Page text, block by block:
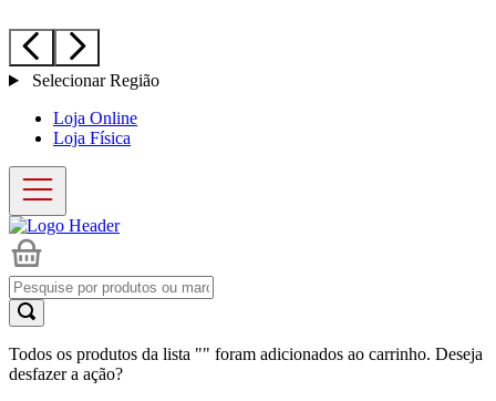
Selecionar Região
Loja Online
Loja Física
Todos os produtos da lista "" foram adicionados ao carrinho. Deseja
desfazer a ação?